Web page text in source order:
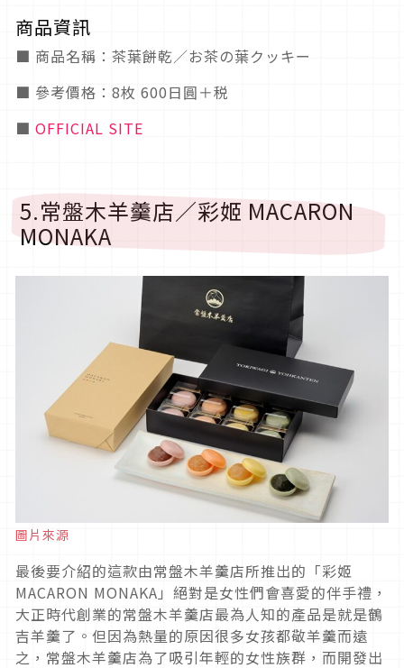
商品資訊
■ 商品名稱：茶葉餅乾／お茶の葉クッキー
■ 參考價格：8枚 600日圓＋税
■ OFFICIAL SITE
5.常盤木羊羹店／彩姬 MACARON
MONAKA
圖片來源
最後要介紹的這款由常盤木羊羹店所推出的「彩姬
MACARON MONAKA」絕對是女性們會喜愛的伴手禮，
大正時代創業的常盤木羊羹店最為人知的產品是就是鶴
吉羊羹了。但因為熱量的原因很多女孩都敬羊羹而遠
之，常盤木羊羹店為了吸引年輕的女性族群，而開發出